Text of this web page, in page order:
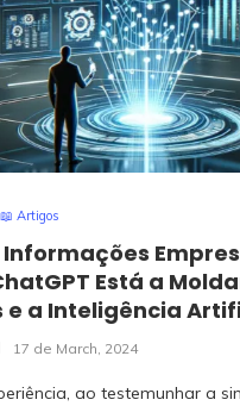
📖 Artigos
Está a
e a Inteligência
17 de March, 2024
ao testemunhar a